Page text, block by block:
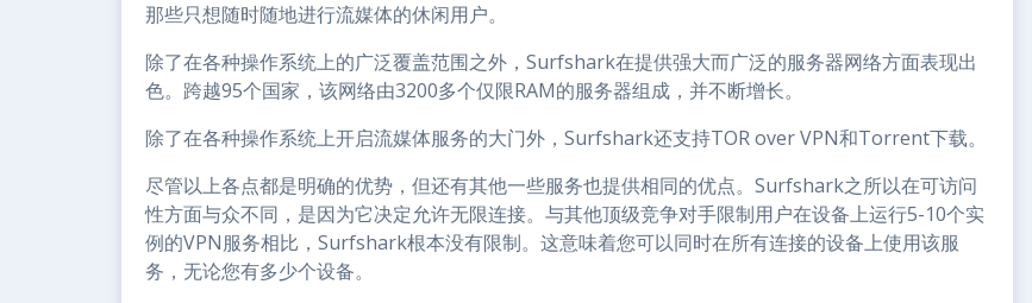
那些只想随时随地进行流媒体的休闲用户。
除了在各种操作系统上的广泛覆盖范围之外，Surfshark在提供强大而广泛的服务器网络方面表现出
色。跨越95个国家，该网络由3200多个仅限RAM的服务器组成，并不断增长。
除了在各种操作系统上开启流媒体服务的大门外，Surfshark还支持TOR over VPN和Torrent下载。
尽管以上各点都是明确的优势，但还有其他一些服务也提供相同的优点。Surfshark之所以在可访问
性方面与众不同，是因为它决定允许无限连接。与其他顶级竞争对手限制用户在设备上运行5-10个实
例的VPN服务相比，Surfshark根本没有限制。这意味着您可以同时在所有连接的设备上使用该服
务，无论您有多少个设备。